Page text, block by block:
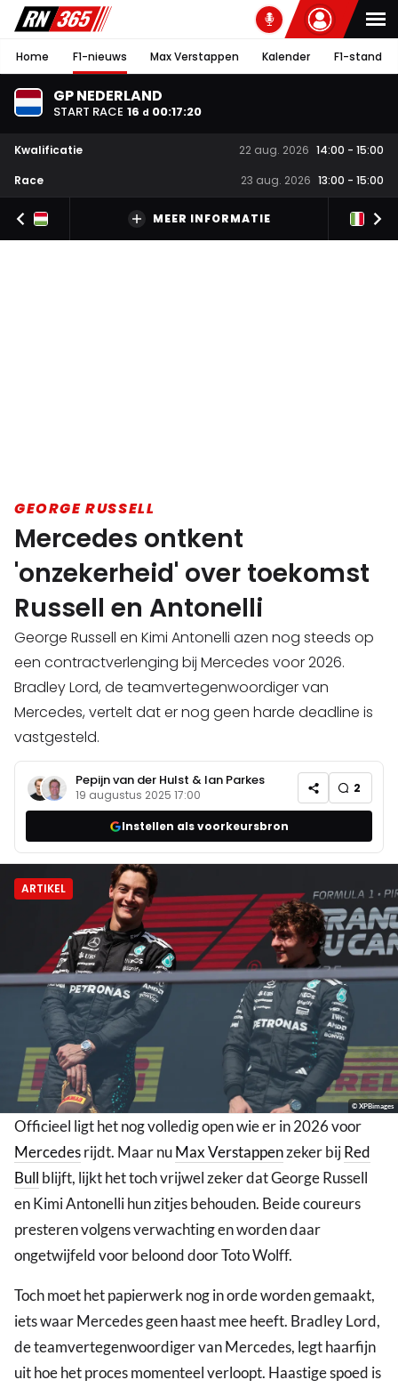
Home F1-nieuws Max Verstappen Kalender F1-stand
GP NEDERLAND
START RACE 16 d 00:17:19
Kwalificatie 22 aug. 2026 14:00 - 15:00
Race
23 aug. 2026 13:00 - 15:00
MEER INFORMATIE
GEORGE RUSSELL
Mercedes ontkent
'onzekerheid' over toekomst
Russell en Antonelli
George Russell en Kimi Antonelli azen nog steeds op
een contractverlenging bij Mercedes voor 2026.
Bradley Lord, de teamvertegenwoordiger van
Mercedes, vertelt dat er nog geen harde deadline is
vastgesteld.
Pepijn van der Hulst & Ian Parkes
19 augustus 2025 17:00 2
Instellen als voorkeursbron
ARTIKEL
© XPBimages
Officieel ligt het nog volledig open wie er in 2026 voor
Mercedesrijdt. Maar nuMax Verstappenzeker bijRed
Bull blijft, lijkt het toch vrijwel zeker dat George Russell
en Kimi Antonelli hun zitjes behouden. Beide coureurs
presteren volgens verwachting en worden daar
ongetwijfeld voor beloond door Toto Wolff.
Toch moet het papierwerk nog in orde worden gemaakt,
iets waar Mercedes geen haast mee heeft. Bradley Lord,
de teamvertegenwoordiger van Mercedes, legt haarfijn
uit hoe het proces momenteel verloopt. Haastige spoed is